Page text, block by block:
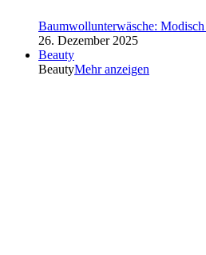
Baumwollunterwäsche:
26. Dezember 2025
Beauty
BeautyMehr anzeigen